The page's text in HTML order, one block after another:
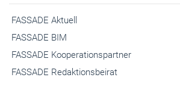
FASSADE Aktuell
FASSADE BIM
FASSADE Kooperationspartner
FASSADE Redaktionsbeirat